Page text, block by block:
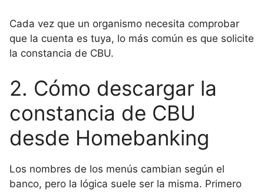
Cada vez que un organismo necesita comprobar
que la cuenta es tuya, lo más común es que solicite
la constancia de CBU.
2. Cómo descargar la
constancia de CBU
desde Homebanking
Los nombres de los menús cambian según el
banco, pero la lógica suele ser la misma. Primero